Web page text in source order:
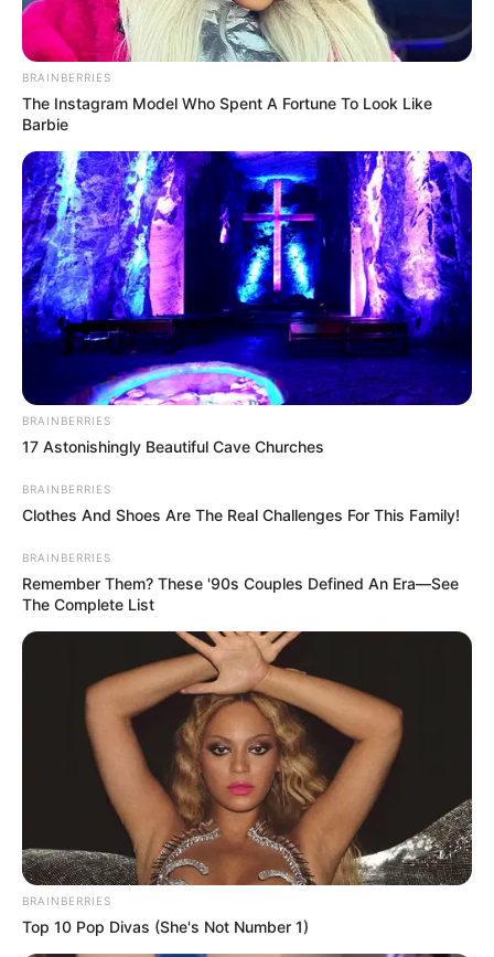
Jeudi 29 Mai 2025 à PARISLONGCHAMP dans la
Réunion n°1 QUINTÉ PRIX DU PETIT PRE – Plat –
1600 mètres.
BRAINBERRIES
The Instagram Model Who Spent A Fortune To Look Like
Barbie
BRAINBERRIES
17 Astonishingly Beautiful Cave Churches
BRAINBERRIES
Clothes And Shoes Are The Real Challenges For This Family!
BRAINBERRIES
Remember Them? These '90s Couples Defined An Era—See
The Complete List
BRAINBERRIES
Top 10 Pop Divas (She's Not Number 1)